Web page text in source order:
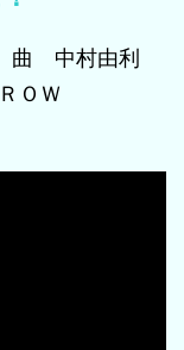
曲 中村由利
ＯＷ